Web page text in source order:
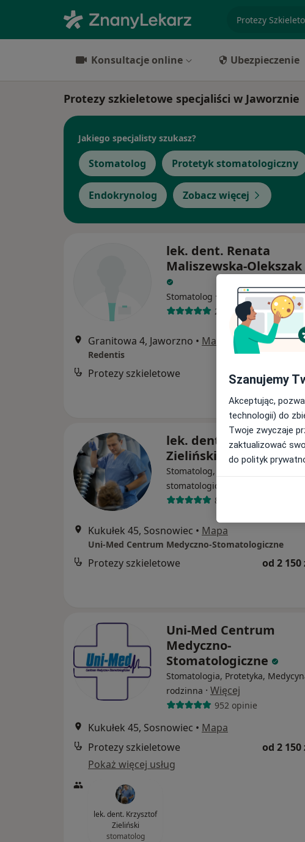
Konsultacje online Ubezpieczenie
Protezy szkieletowe specjaliści w Jaworznie
Jakiego specjalisty szukasz?
Stomatolog Protetyk stomatologiczny
Endokrynolog Zobacz więcej
lek. dent. Renata
Maliszewska-Olekszak
Stomatolog · Więcej
255 opinii
Granitowa 4, Jaworzno • Mapa
Redentis
Protezy szkieletowe 2 500 zł
lek. dent. Krzysztof
Zieliński
Stomatolog, Protetyk
stomatologiczny
80 opinii
Kukułek 45, Sosnowiec • Mapa
Uni-Med Centrum Medyczno-Stomatologiczne
Protezy szkieletowe od 2 150
Uni-Med Centrum
Medyczno-
Stomatologiczne
Stomatologia, Protetyka,
rodzinna · Więcej
952 opinie
Kukułek 45, Sosnowiec • Mapa
Protezy szkieletowe
od 2 150
Pokaż więcej usług
lek. dent. Krzysztof
Zieliński
stomatolog
Szanujemy
Akceptując,
technologii) do
Twoje zwyczaje
zaktualizować
do polityk